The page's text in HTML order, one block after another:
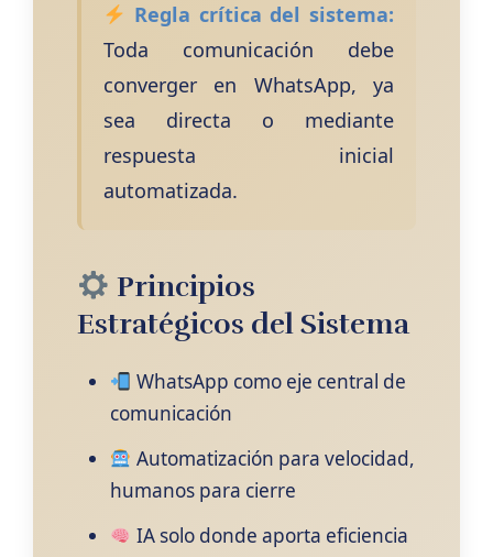
Regla crítica del sistema:
Toda comunicación debe
converger en WhatsApp, ya
sea directa o mediante
respuesta inicial
automatizada.
Principios
Estratégicos del Sistema
WhatsApp como eje central de
comunicación
Automatización para velocidad,
humanos para cierre
IA solo donde aporta eficiencia